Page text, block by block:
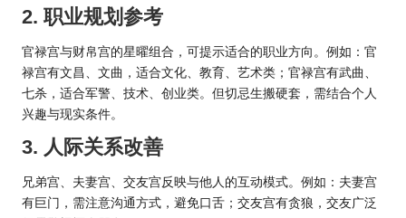
2. 职业规划参考
官禄宫与财帛宫的星曜组合，可提示适合的职业方向。例如：官
禄宫有文昌、文曲，适合文化、教育、艺术类；官禄宫有武曲、
七杀，适合军警、技术、创业类。但切忌生搬硬套，需结合个人
兴趣与现实条件。
3. 人际关系改善
兄弟宫、夫妻宫、交友宫反映与他人的互动模式。例如：夫妻宫
有巨门，需注意沟通方式，避免口舌；交友宫有贪狼，交友广泛